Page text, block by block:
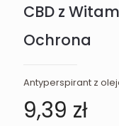
CBD z
Ochrona
Antyperspirant z
9,39 zł